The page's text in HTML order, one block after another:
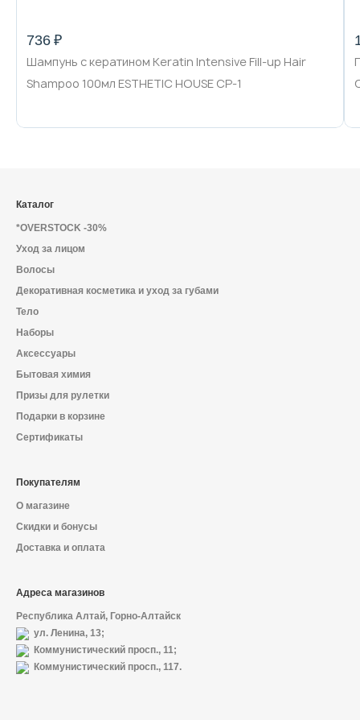
736 ₽
Шампунь с кератином Keratin Intensive Fill-up Hair
Shampoo 100мл ESTHETIC HOUSE CP-1
Каталог
*OVERSTOCK -30%
Уход за лицом
Волосы
Декоративная косметика и уход за губами
Тело
Наборы
Аксессуары
Бытовая химия
Призы для рулетки
Подарки в корзине
Сертификаты
Покупателям
О магазине
Скидки и бонусы
Доставка и оплата
Адреса магазинов
Республика Алтай, Горно-Алтайск
ул. Ленина, 13;
Коммунистический просп., 11;
Коммунистический просп., 117.